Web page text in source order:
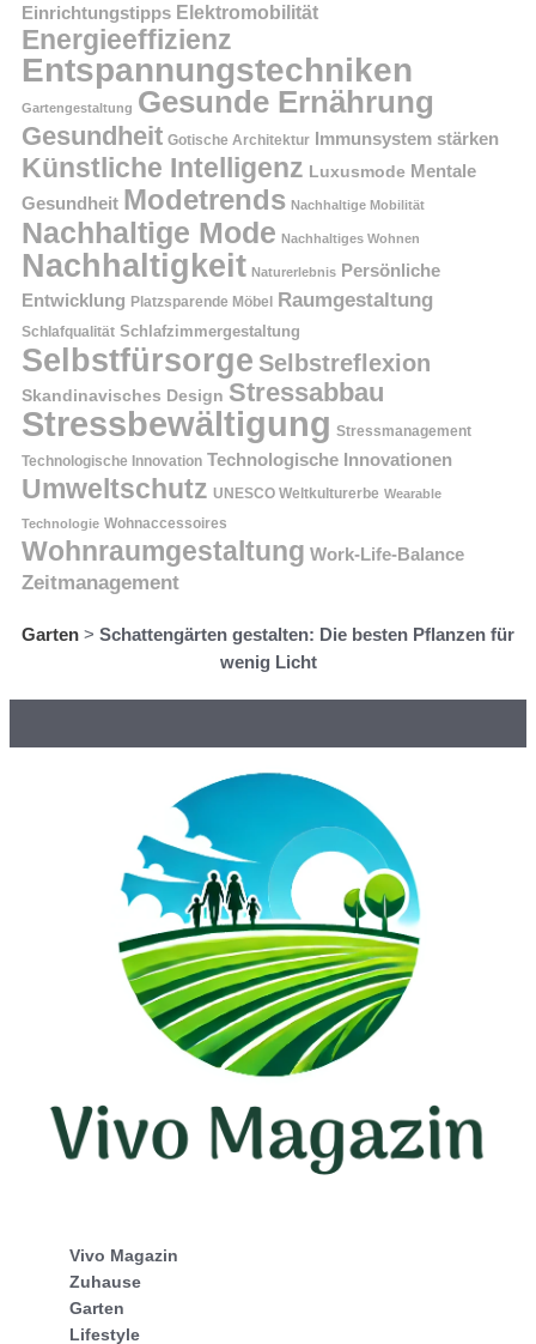
Einrichtungstipps Elektromobilität
Energieeffizienz
Entspannungstechniken
Gartengestaltung Gesunde Ernährung
Gesundheit Gotische Architektur Immunsystem stärken
Künstliche Intelligenz Luxusmode Mentale
Gesundheit Modetrends Nachhaltige Mobilität
Nachhaltige Mode Nachhaltiges Wohnen
Nachhaltigkeit Naturerlebnis Persönliche
Entwicklung Platzsparende Möbel Raumgestaltung
Schlafqualität Schlafzimmergestaltung
Selbstfürsorge Selbstreflexion
Skandinavisches Design Stressabbau
Stressbewältigung Stressmanagement
Technologische Innovation Technologische Innovationen
Umweltschutz UNESCO Weltkulturerbe Wearable
Technologie Wohnaccessoires
Wohnraumgestaltung Work-Life-Balance
Zeitmanagement
Garten > Schattengärten gestalten: Die besten Pflanzen für
wenig Licht
Vivo Magazin
Zuhause
Garten
Lifestyle